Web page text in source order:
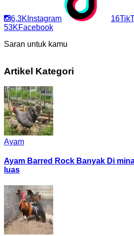
6,3K Instagram 16
53KFacebook
Saran untuk kamu
Artikel Kategori
Ayam
Ayam Barred Rock Banyak Di
luas